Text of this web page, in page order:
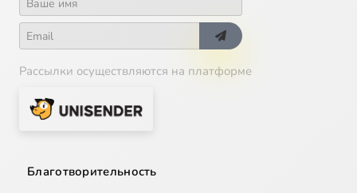
Рассылки осуществляются на платформе
Благотворительность